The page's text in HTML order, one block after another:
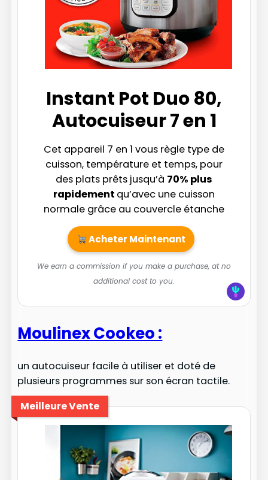
Instant Pot Duo 80,
Autocuiseur 7 en 1
Cet appareil 7 en 1 vous règle type de
cuisson, température et temps, pour
des plats prêts jusqu’à 70% plus
rapidement qu’avec une cuisson
normale grâce au couvercle étanche
Acheter Maintenant
We earn a commission if you make a purchase, at no
additional cost to you.
Moulinex Cookeo :
un autocuiseur facile à utiliser et doté de
plusieurs programmes sur son écran tactile.
Meilleure Vente